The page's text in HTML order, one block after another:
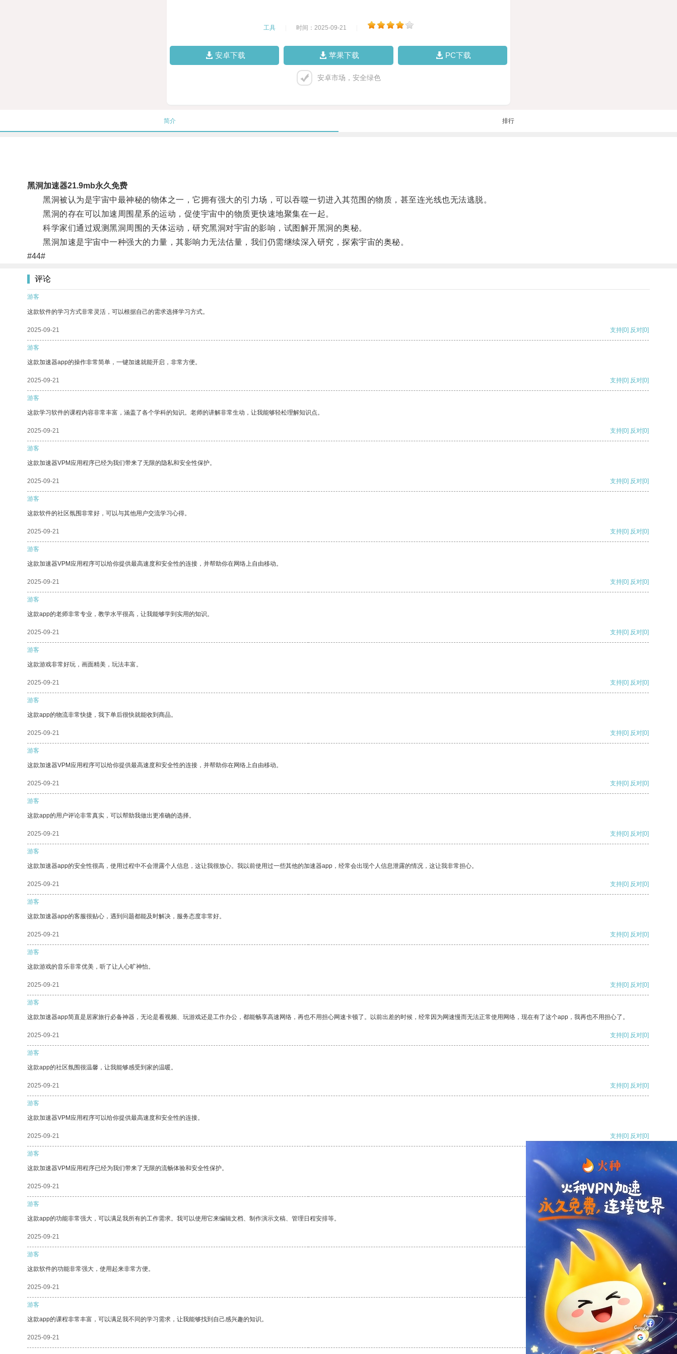
工具 时间：2025-09-21
安卓下载 苹果下载 PC下载
安卓市场，安全绿色
简介 排行
黑洞加速器21.9mb永久免费
黑洞被认为是宇宙中最神秘的物体之一，它拥有强大的引力场，可以吞噬一切进入其范围的物质，甚至连光线也无法逃脱。
黑洞的存在可以加速周围星系的运动，促使宇宙中的物质更快速地聚集在一起。
科学家们通过观测黑洞周围的天体运动，研究黑洞对宇宙的影响，试图解开黑洞的奥秘。
黑洞加速是宇宙中一种强大的力量，其影响力无法估量，我们仍需继续深入研究，探索宇宙的奥秘。
#44#
评论
游客
这款软件的学习方式非常灵活，可以根据自己的需求选择学习方式。
2025-09-21 支持[0] 反对[0]
游客
这款加速器app的操作非常简单，一键加速就能开启，非常方便。
2025-09-21 支持[0] 反对[0]
游客
这款学习软件的课程内容非常丰富，涵盖了各个学科的知识。老师的讲解非常生动，让我能够轻松理解知识点。
2025-09-21 支持[0] 反对[0]
游客
这款加速器VPM应用程序已经为我们带来了无限的隐私和安全性保护。
2025-09-21 支持[0] 反对[0]
游客
这款软件的社区氛围非常好，可以与其他用户交流学习心得。
2025-09-21 支持[0] 反对[0]
游客
这款加速器VPM应用程序可以给你提供最高速度和安全性的连接，并帮助你在网络上自由移动。
2025-09-21 支持[0] 反对[0]
游客
这款app的老师非常专业，教学水平很高，让我能够学到实用的知识。
2025-09-21 支持[0] 反对[0]
游客
这款游戏非常好玩，画面精美，玩法丰富。
2025-09-21 支持[0] 反对[0]
游客
这款app的物流非常快捷，我下单后很快就能收到商品。
2025-09-21 支持[0] 反对[0]
游客
这款加速器VPM应用程序可以给你提供最高速度和安全性的连接，并帮助你在网络上自由移动。
2025-09-21 支持[0] 反对[0]
游客
这款app的用户评论非常真实，可以帮助我做出更准确的选择。
2025-09-21 支持[0] 反对[0]
游客
这款加速器app的安全性很高，使用过程中不会泄露个人信息，这让我很放心。我以前使用过一些其他的加速器app，经常会出现个人信息泄露的情况，这让我非常担心。
2025-09-21 支持[0] 反对[0]
游客
这款加速器app的客服很贴心，遇到问题都能及时解决，服务态度非常好。
2025-09-21 支持[0] 反对[0]
游客
这款游戏的音乐非常优美，听了让人心旷神怡。
2025-09-21 支持[0] 反对[0]
游客
这款加速器app简直是居家旅行必备神器，无论是看视频、玩游戏还是工作办公，都能畅享高速网络，再也不用担心网速卡顿了。以前出差的时候，经常因为网速慢而无法正常使用网络，现在有了这个app，我再也不用担心了。
2025-09-21 支持[0] 反对[0]
游客
这款app的社区氛围很温馨，让我能够感受到家的温暖。
2025-09-21 支持[0] 反对[0]
游客
这款加速器VPM应用程序可以给你提供最高速度和安全性的连接。
2025-09-21 支持[0] 反对[0]
游客
这款加速器VPM应用程序已经为我们带来了无限的流畅体验和安全性保护。
2025-09-21 支持[0] 反对
游客
这款app的功能非常强大，可以满足我所有的工作需求。我可以使用它来编辑文档、制作演示文稿、管理日程安排等。
2025-09-21 支持
游客
这款软件的功能非常强大，使用起来非常方便。
2025-09-21 反对 [0]
游客
这款app的课程非常丰富，可以满足我不同的学习需求，让我能够找到自己感兴趣的知识。
2025-09-21 支持[0] 反对[0]